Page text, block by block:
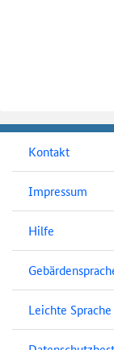
Kontakt
Impressum
Hilfe
Leichte Sprache